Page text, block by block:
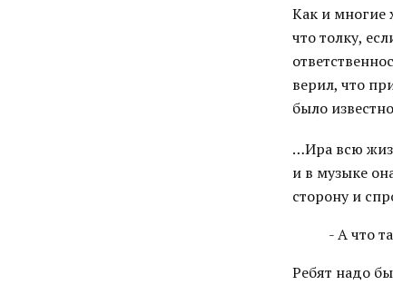
Как и многие
что толку,
верил, что
было
…Ира всю
и в музыке
сторону и
- А что
Ребят надо